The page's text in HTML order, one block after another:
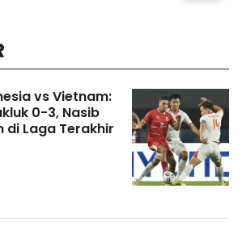
vs Vietnam:
0-3, Nasib
di Laga Terakhir